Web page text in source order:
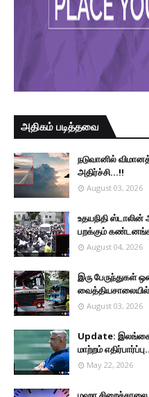
அதிகம் படித்தவை
நடுவானில்
அதிர்ச்சி...!!
August 03, 2026
உதயநிதி ஸ்டாலின்
பறக்கும்
August 04, 2026
இரு ப‍ேருந்துகள்
August 03, 2026
Update: இலங்கை
மாற்றம்
May 22, 2026